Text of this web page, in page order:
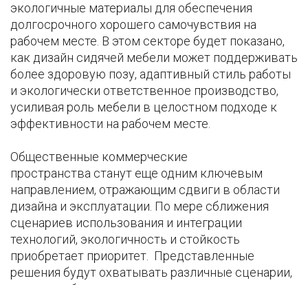
экологичные материалы для обеспечения
долгосрочного хорошего самочувствия на
рабочем месте. В этом секторе будет показано,
как дизайн сидячей мебели может поддерживать
более здоровую позу, адаптивный стиль работы
и экологически ответственное производство,
усиливая роль мебели в целостном подходе к
эффективности на рабочем месте.
Общественные коммерческие
пространства станут еще одним ключевым
направлением, отражающим сдвиги в области
дизайна и эксплуатации. По мере сближения
сценариев использования и интеграции
технологий, экологичность и стойкость
приобретает приоритет. Представленные
решения будут охватывать различные сценарии,